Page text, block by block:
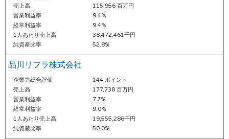
売上高
115,956 百万円
営業利益率
9.4%
経常利益率
9.4%
1人あたり売上高
38,472,461千円
純資産比率
52.8%
品川リフラ株式会社
企業力総合評価
144 ポイント
売上高
177,738 百万円
営業利益率
7.7%
経常利益率
9.0%
1人あたり売上高
19,555,286千円
純資産比率
50.0%